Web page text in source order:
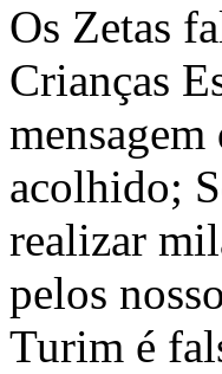
Os Zetas
Crianças
acolhido;
realizar
pelos
Turim é